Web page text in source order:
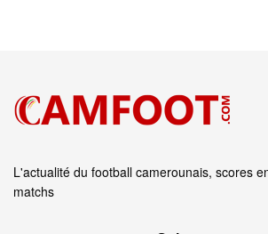
L'actualité du football camerounais, scores
matchs